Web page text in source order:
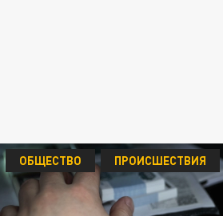
ОБЩЕСТВО ПРОИСШЕСТВИЯ